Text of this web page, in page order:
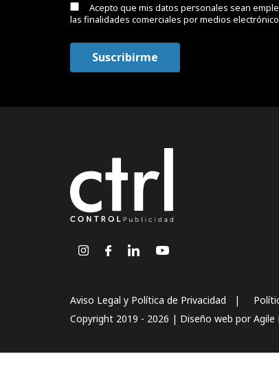
Acepto que mis datos personales sean
las finalidades comerciales por medios
Aviso Legal y Política de Privacidad
Copyright 2019 - 2026 | Diseño web porAgile